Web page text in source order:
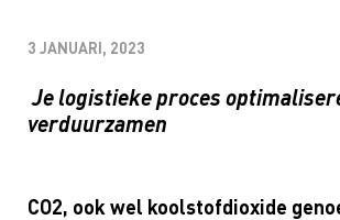
3 JANUARI, 2023
Je logistieke proces
verduurzamen
CO2, ook wel koolstofdioxide